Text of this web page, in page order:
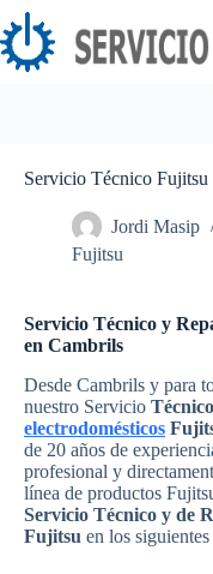
Saltar
al
contenido
Servicio Técnico Fujitsu
Jordi Masip
Fujitsu
Servicio Técnico y
en Cambrils
Desde Cambrils y para
nuestro Servicio
electrodomésticos
de 20 años de
profesional y
línea de productos
Servicio Técnico y de
Fujitsu en los siguientes